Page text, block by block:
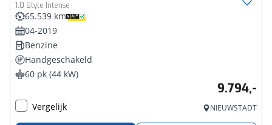
1.0 Style Intense
65.539 km
04-2019
Benzine
Handgeschakeld
60 pk (44 kW)
9.794,-
Vergelijk NIEUWSTADT